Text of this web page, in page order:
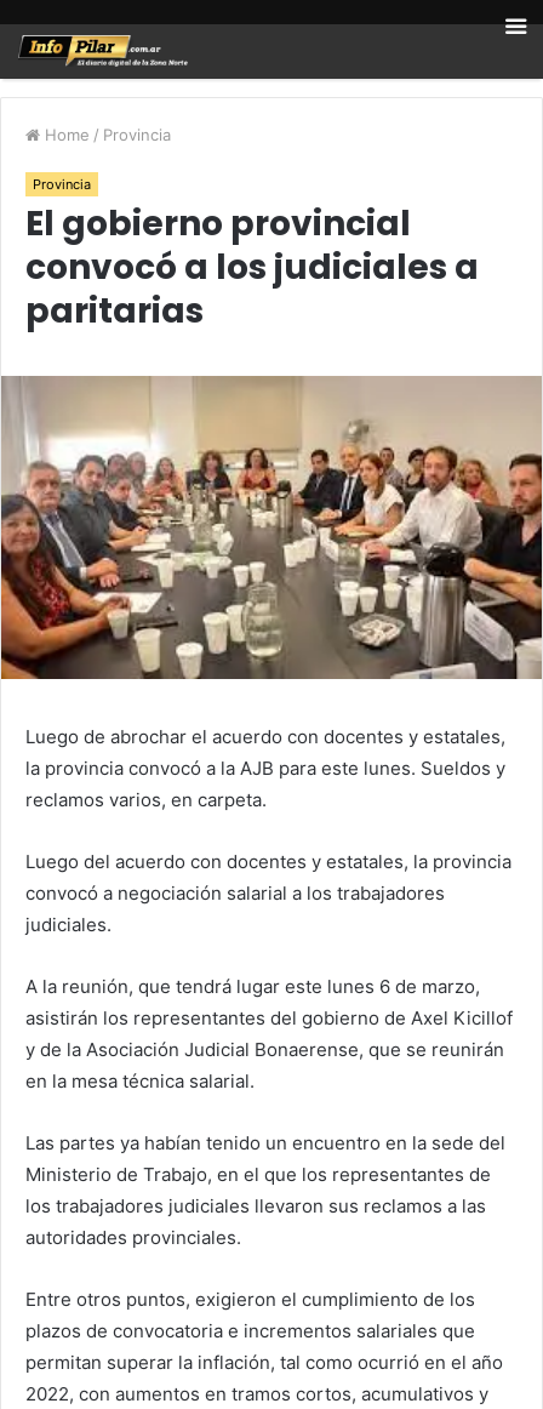
Home / Provincia
Provincia
El gobierno provincial
convocó a los judiciales a
paritarias
Luego de abrochar el acuerdo con docentes y estatales,
la provincia convocó a la AJB para este lunes. Sueldos y
reclamos varios, en carpeta.
Luego del acuerdo con docentes y estatales, la provincia
convocó a negociación salarial a los trabajadores
judiciales.
A la reunión, que tendrá lugar este lunes 6 de marzo,
asistirán los representantes del gobierno de Axel Kicillof
y de la Asociación Judicial Bonaerense, que se reunirán
en la mesa técnica salarial.
Las partes ya habían tenido un encuentro en la sede del
Ministerio de Trabajo, en el que los representantes de
los trabajadores judiciales llevaron sus reclamos a las
autoridades provinciales.
Entre otros puntos, exigieron el cumplimiento de los
plazos de convocatoria e incrementos salariales que
permitan superar la inflación, tal como ocurrió en el año
2022, con aumentos en tramos cortos, acumulativos y